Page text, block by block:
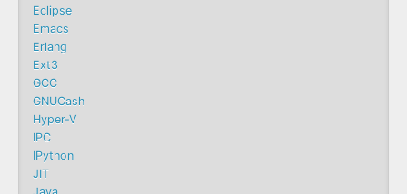
Eclipse
Emacs
Erlang
Ext3
GCC
GNUCash
Hyper-V
IPC
IPython
JIT